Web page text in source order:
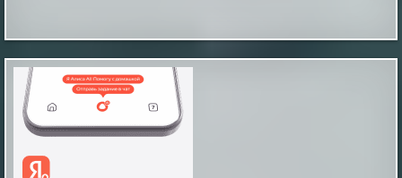
Звёзды не решают: наука развенчала миф о
совместимости знаков зодиака
В современном обществе астрология занимает
склонны верить, что их личная жизнь и выбор
партнёра зависят от расположения звёзд.